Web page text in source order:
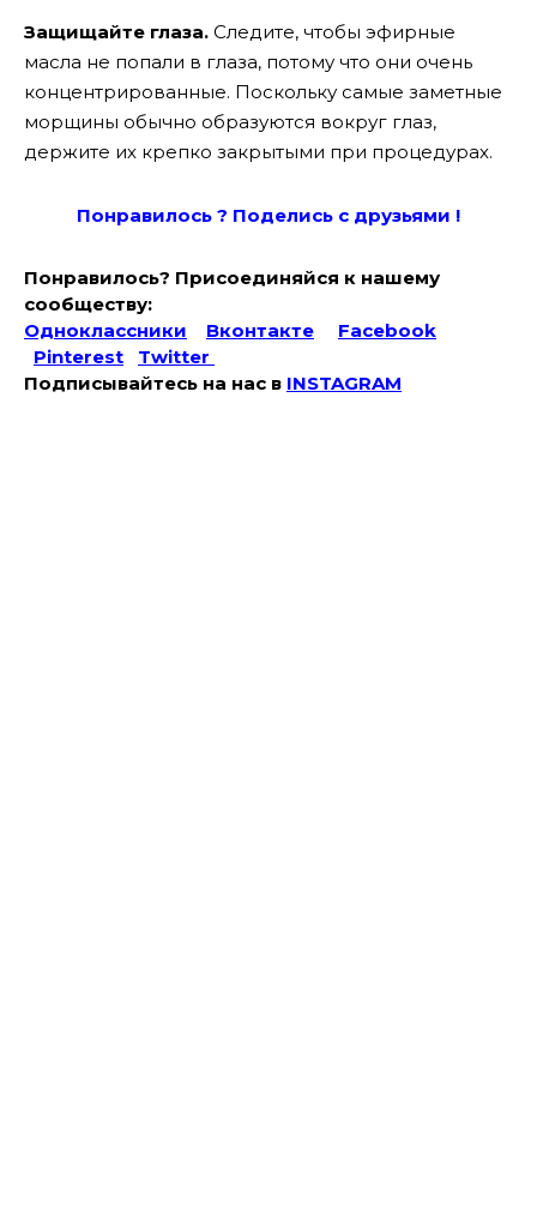
Защищайте глаза. Следите, чтобы эфирные
масла не попали в глаза, потому что они очень
концентрированные. Поскольку самые заметные
морщины обычно образуются вокруг глаз,
держите их крепко закрытыми при процедурах.
Понравилось ? Поделись с друзьями !
Понравилось? Присоединяйся к нашему
сообществу:
Одноклассники
Вконтакте
Facebook
Pinterest
Twitter
Подписывайтесь на наc в INSTAGRAM